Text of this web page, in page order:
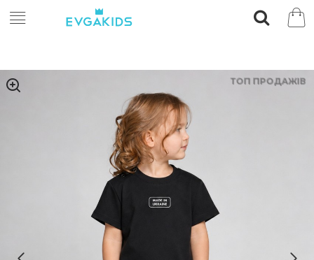
ТОП ПРОДАЖІВ